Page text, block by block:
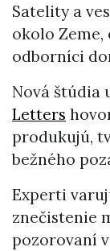
Satelity a
okolo Zeme,
odborníci
Nová štúdia
Letters
produkujú,
bežného
Experti
znečistenie
pozorovaní